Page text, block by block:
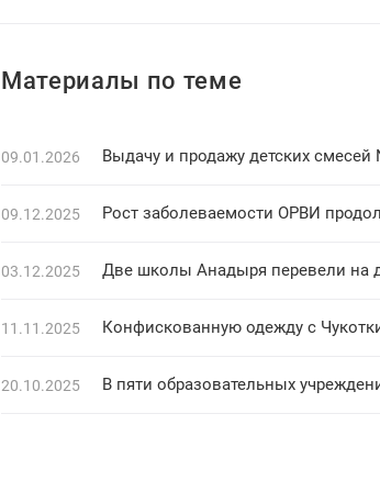
Материалы по теме
09.01.2026 Выдачу и продажу детских
09.12.2025 Рост заболеваемости ОРВИ
03.12.2025 Две школы Анадыря перевели на
11.11.2025 Конфискованную одежду с
20.10.2025 В пяти образовательных